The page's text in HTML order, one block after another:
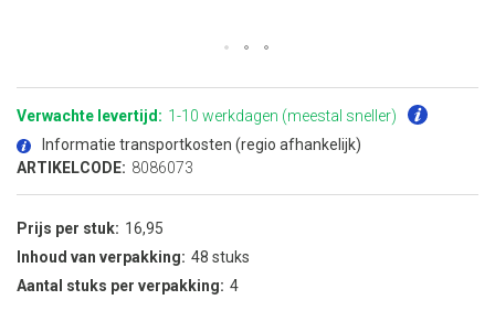
naar
begin
de
afbeeldingen-
Verwachte levertijd: 1-10 werkdagen (meestal sneller)
Informatie transportkosten (regio afhankelijk)
ARTIKELCODE: 8086073
Prijs per stuk
16,95
Inhoud van verpakking
48 stuks
Aantal stuks per verpakking
4